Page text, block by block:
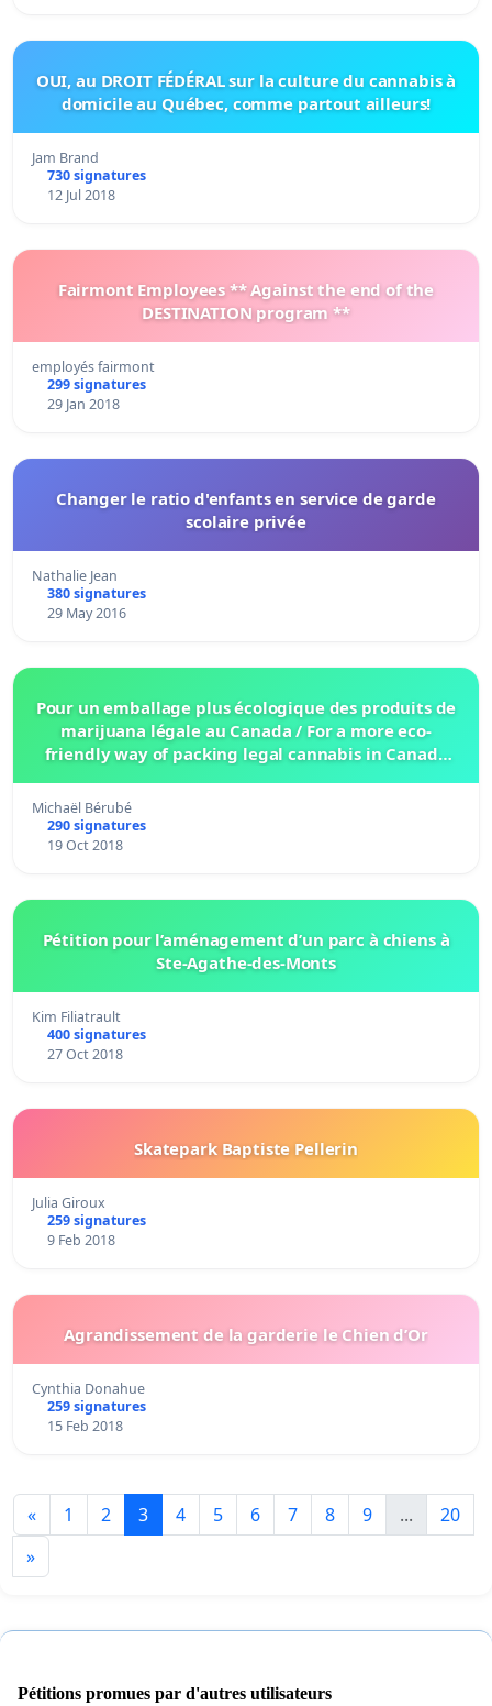
OUI, au DROIT FÉDÉRAL sur la culture du cannabis à
domicile au Québec, comme partout ailleurs!
Jam Brand
730 signatures
12 Jul 2018
Fairmont Employees ** Against the end of the
DESTINATION program **
employés fairmont
299 signatures
29 Jan 2018
Changer le ratio d'enfants en service de garde
scolaire privée
Nathalie Jean
380 signatures
29 May 2016
Pour un emballage plus écologique des produits de
marijuana légale au Canada / For a more eco-
friendly way of packing legal cannabis in Canada
Michaël Bérubé
290 signatures
19 Oct 2018
Pétition pour l’aménagement d’un parc à chiens à
Ste-Agathe-des-Monts
Kim Filiatrault
400 signatures
27 Oct 2018
Skatepark Baptiste Pellerin
Julia Giroux
259 signatures
9 Feb 2018
Agrandissement de la garderie le Chien d’Or
Cynthia Donahue
259 signatures
15 Feb 2018
« 1 2 3 4 5 6 7 8 9 ...
20
»
Pétitions promues par d'autres utilisateurs